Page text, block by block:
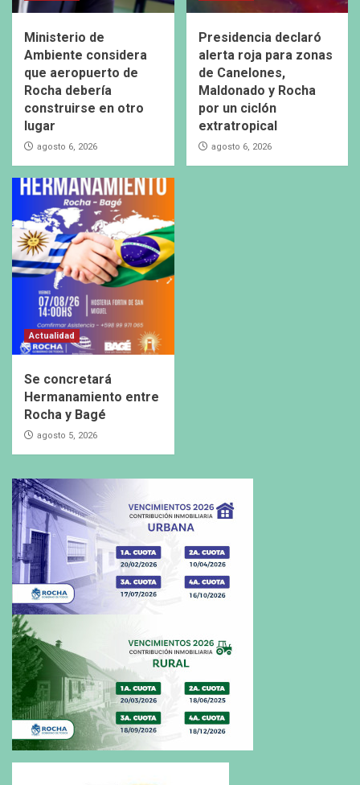
Ministerio de
Ambiente considera
que aeropuerto de
Rocha debería
construirse en otro
lugar
agosto 6, 2026
Presidencia declaró
alerta roja para zonas
de Canelones,
Maldonado y Rocha
por un ciclón
extratropical
agosto 6, 2026
Actualidad
Se concretará
Hermanamiento entre
Rocha y Bagé
agosto 5, 2026